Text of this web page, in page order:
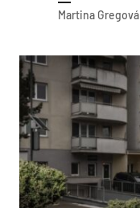
Martina Gregová